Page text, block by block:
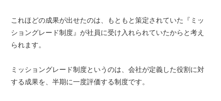
これほどの成果が出せたのは、もともと策定されていた『ミッ
ショングレード制度』が社員に受け入れられていたからと考え
られます。
ミッショングレード制度というのは、会社が定義した役割に対
する成果を、半期に一度評価する制度です。